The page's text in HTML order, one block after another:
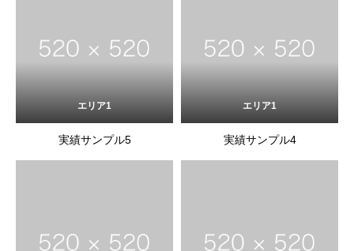
エリア1
実績サンプル5
エリア1
実績サンプル4